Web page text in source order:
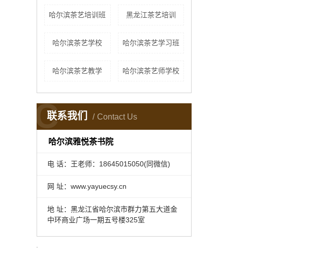
哈尔滨茶艺培训班 黑龙江茶艺培训
哈尔滨茶艺学校 哈尔滨茶艺学习班
哈尔滨茶艺教学 哈尔滨茶艺师学校
联系我们 Contact Us
C
哈尔滨雅悦茶书院
电 话：王老师：18645015050(同微信)
网 址：www.yayuecsy.cn
地 址：黑龙江省哈尔滨市群力第五大道金
中环商业广场一期五号楼325室